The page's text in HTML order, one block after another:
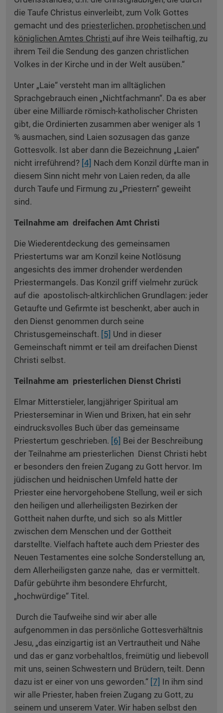
die Taufe Christus einverleibt, zum Volk Gottes
gemacht und des priesterlichen, prophetischen und
königlichen Amtes Christi auf ihre Weis teilhaftig, zu
ihrem Teil die Sendung des ganzen christlichen
Volkes in der Kirche und in der Welt ausüben.“
Unter „Laie“ versteht man im alltäglichen
Sprachgebrauch einen „Nichtfachmann“. Da es aber
über eine Milliarde römisch-katholischer Christen
gibt, die Ordinierten zusammen aber weniger als 1
% ausmachen, sind Laien sozusagen das ganze
Gottesvolk. Ist aber dann die Bezeichnung „Laien“
nicht irreführend? [4] Nach dem Konzil dürfte man in
diesem Sinn nicht mehr von Laien reden, da alle
durch Taufe und Firmung zu „Priestern“ geweiht
sind.
Teilnahme am dreifachen Amt Christi
Die Wiederentdeckung des gemeinsamen
Priestertums war am Konzil keine Notlösung
angesichts des immer drohender werdenden
Priestermangels. Das Konzil griff vielmehr zurück
auf die apostolisch-altkirchlichen Grundlagen: jeder
Getaufte und Gefirmte ist beschenkt, aber auch in
den Dienst genommen durch seine
Christusgemeinschaft. [5] Und in dieser
Gemeinschaft nimmt er teil am dreifachen Dienst
Christi selbst.
Teilnahme am priesterlichen Dienst Christi
Elmar Mitterstieler, langjähriger Spiritual am
Priesterseminar in Wien und Brixen, hat ein sehr
eindrucksvolles Buch über das gemeinsame
Priestertum geschrieben. [6] Bei der Beschreibung
der Teilnahme am priesterlichen Dienst Christi hebt
er besonders den freien Zugang zu Gott hervor. Im
jüdischen und heidnischen Umfeld hatte der
Priester eine hervorgehobene Stellung, weil er sich
den heiligen und allerheiligsten Bezirken der
Gottheit nahen durfte, und sich so als Mittler
zwischen dem Menschen und der Gottheit
darstellte. Vielfach haftete auch dem Priester des
Neuen Testamentes eine solche Sonderstellung an,
dem Allerheiligsten ganze nahe, das er vermittelt.
Dafür gebührte ihm besondere Ehrfurcht,
„hochwürdige“ Titel.
Durch die Taufweihe sind wir aber alle
aufgenommen in das persönliche Gottesverhältnis
Jesu, „das einzigartig ist an Vertrautheit und Nähe
und das er ganz vorbehaltlos, freimütig und liebevoll
mit uns, seinen Schwestern und Brüdern, teilt. Denn
dazu ist er einer von uns geworden.“ [7] In ihm sind
wir alle Priester, haben freien Zugang zu Gott, zu
seinem und unserem Vater. Wir haben selbst den